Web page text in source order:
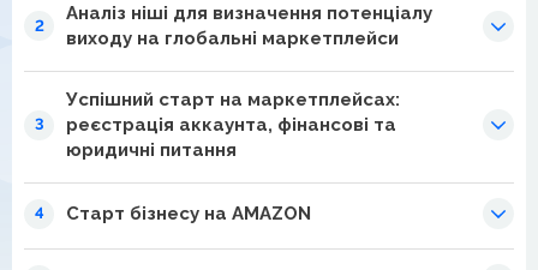
2
Аналіз ніші для визначення потенціалу
виходу на глобальні маркетплейси
3
Успішний старт на маркетплейсах:
реєстрація аккаунта, фінансові та
юридичні питання
4 Старт бізнесу на AMAZON